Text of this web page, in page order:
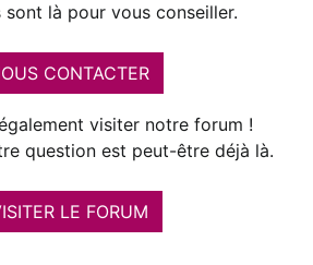
là pour vous conseiller.
CONTACTER
visiter notre forum !
question est peut-être déjà là.
LE FORUM